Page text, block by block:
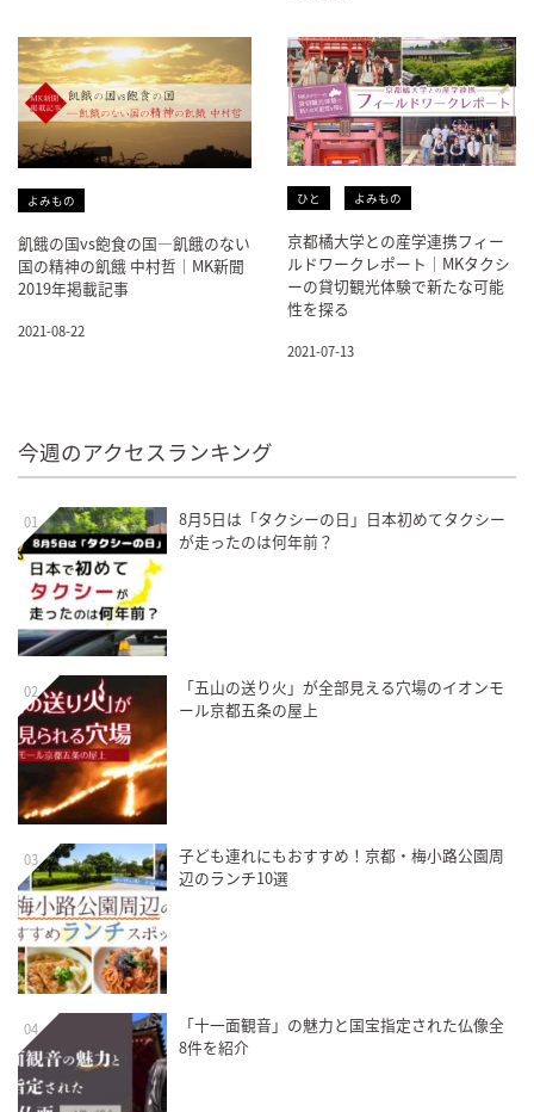
よみもの
飢餓の国vs飽食の国―飢餓のない
国の精神の飢餓 中村哲｜MK新聞
2019年掲載記事
2021-08-22
ひと よみもの
京都橘大学との産学連携フィー
ルドワークレポート│MKタクシ
ーの貸切観光体験で新たな可能
性を探る
2021-07-13
今週のアクセスランキング
01
8月5日は「タクシーの日」日本初めてタクシー
が走ったのは何年前？
02
「五山の送り火」が全部見える穴場のイオンモ
ール京都五条の屋上
03
子ども連れにもおすすめ！京都・梅小路公園周
辺のランチ10選
04
「十一面観音」の魅力と国宝指定された仏像全
8件を紹介